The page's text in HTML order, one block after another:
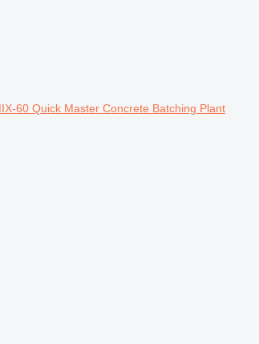
60 Quick Master Concrete Batching Plant